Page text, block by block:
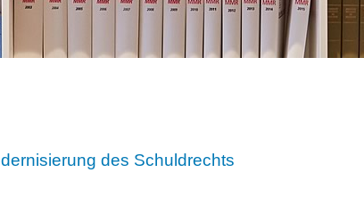
des Schuldrechts